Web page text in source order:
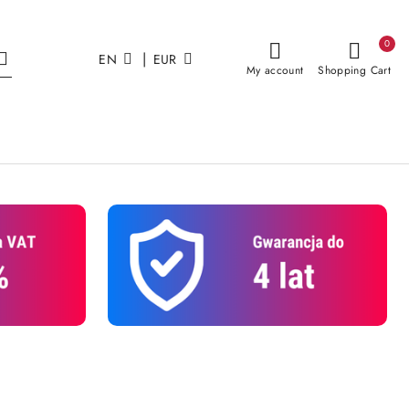
EN | EUR
My account Shopping Cart
0